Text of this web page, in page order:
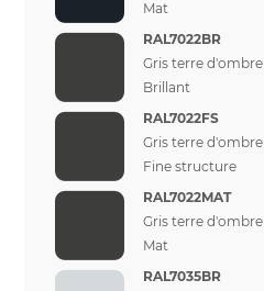
Mat
RAL7022BR
Gris terre d'ombre
Brillant
RAL7022FS
Gris terre d'ombre
Fine structure
RAL7022MAT
Gris terre d'ombre
Mat
RAL7035BR